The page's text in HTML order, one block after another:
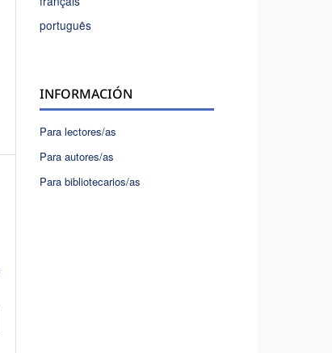
português
INFORMACIÓN
Para lectores/as
Para autores/as
Para bibliotecarios/as